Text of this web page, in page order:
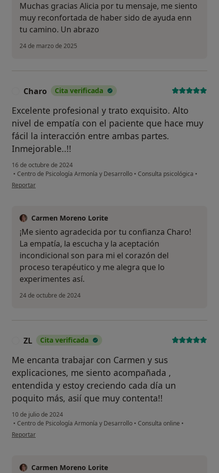
Muchas gracias Alicia por tu mensaje, me siento
muy reconfortada de haber sido de ayuda enn
tu camino. Un abrazo
24 de marzo de 2025
Charo Cita verificada
Excelente profesional y trato exquisito. Alto
nivel de empatía con el paciente que hace muy
fácil la interacción entre ambas partes.
Inmejorable..!!
16 de octubre de 2024
• Centro de Psicología Armonía y Desarrollo • Consulta psicológica •
en opinión del usuario Charo
Reportar
Carmen Moreno Lorite
¡Me siento agradecida por tu confianza Charo!
La empatía, la escucha y la aceptación
incondicional son para mi el corazón del
proceso terapéutico y me alegra que lo
experimentes así.
24 de octubre de 2024
ZL Cita verificada
Me encanta trabajar con Carmen y sus
explicaciones, me siento acompañada ,
entendida y estoy creciendo cada día un
poquito más, asií que muy contenta!!
10 de julio de 2024
• Centro de Psicología Armonía y Desarrollo • Consulta online •
en opinión del usuario ZL
Reportar
Carmen Moreno Lorite